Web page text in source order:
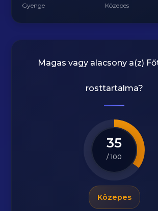
Gyenge Közepes
Magas vagy alacsony a(z)
rosttartalma?
35
/ 100
Közepes